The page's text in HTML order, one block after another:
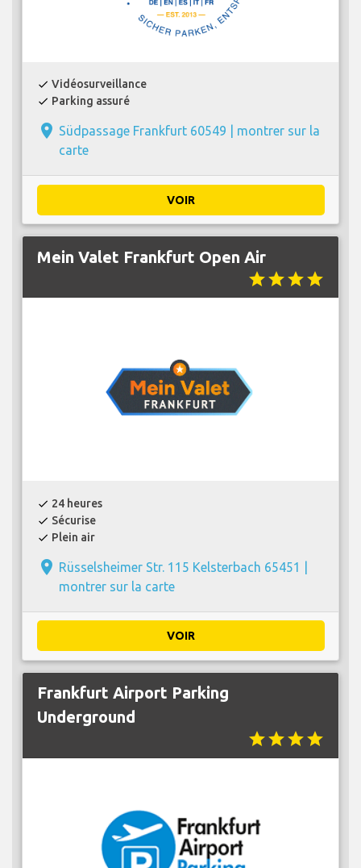
check Vidéosurveillance
check Parking assuré
place Südpassage Frankfurt 60549 | montrer sur la
carte
VOIR
Mein Valet Frankfurt Open Air
starstarstarstar
check 24 heures
check Sécurise
check Plein air
place Rüsselsheimer Str. 115 Kelsterbach 65451 |
montrer sur la carte
VOIR
Frankfurt Airport Parking
Underground
starstarstarstar